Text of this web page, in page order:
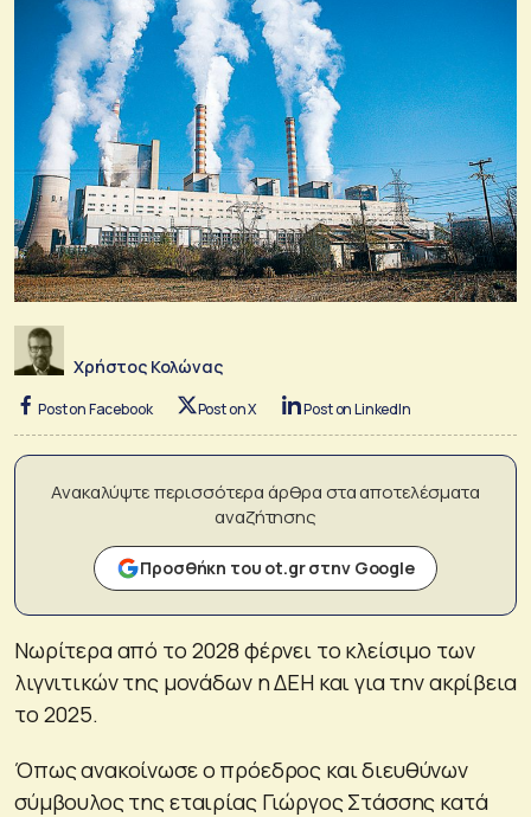
Χρήστος Κολώνας
Post on Facebook Post on X Post on LinkedIn
Ανακαλύψτε περισσότερα άρθρα στα αποτελέσματα
αναζήτησης
Προσθήκη του ot.gr στην Google
Νωρίτερα από το 2028 φέρνει το κλείσιμο των
λιγνιτικών της μονάδων η ΔΕΗ και για την ακρίβεια
το 2025.
Όπως ανακοίνωσε ο πρόεδρος και διευθύνων
σύμβουλος της εταιρίας Γιώργος Στάσσης κατά